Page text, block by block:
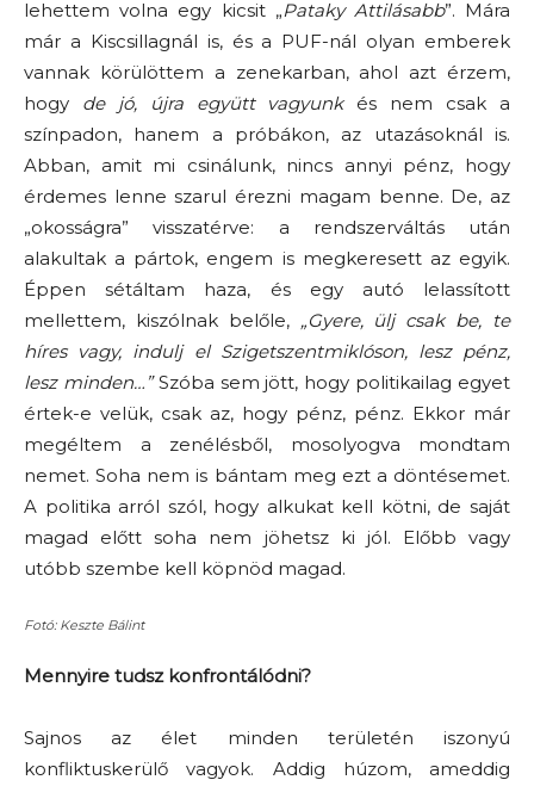
lehettem volna egy kicsit „Pataky Attilásabb”. Mára
már a Kiscsillagnál is, és a PUF-nál olyan emberek
vannak körülöttem a zenekarban, ahol azt érzem,
hogy de jó, újra együtt vagyunkés nem csak a
színpadon, hanem a próbákon, az utazásoknál is.
Abban, amit mi csinálunk, nincs annyi pénz, hogy
érdemes lenne szarul érezni magam benne. De, az
„okosságra” visszatérve: a rendszerváltás után
alakultak a pártok, engem is megkeresett az egyik.
Éppen sétáltam haza, és egy autó lelassított
mellettem, kiszólnak belőle, „Gyere, ülj csak be, te
híres vagy, indulj el Szigetszentmiklóson, lesz pénz,
lesz minden…”Szóba sem jött, hogy politikailag egyet
értek-e velük, csak az, hogy pénz, pénz. Ekkor már
megéltem a zenélésből, mosolyogva mondtam
nemet. Soha nem is bántam meg ezt a döntésemet.
A politika arról szól, hogy alkukat kell kötni, de saját
magad előtt soha nem jöhetsz ki jól. Előbb vagy
utóbb szembe kell köpnöd magad.
Fotó: Keszte Bálint
Mennyire tudsz konfrontálódni?
Sajnos az élet minden területén iszonyú
konfliktuskerülő vagyok. Addig húzom, ameddig